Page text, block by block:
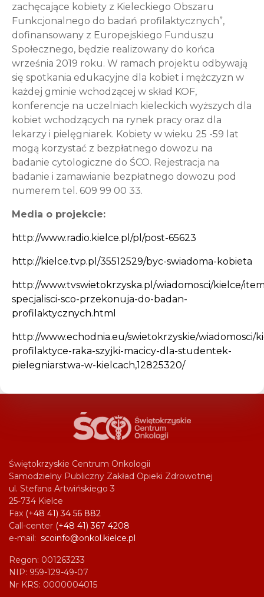
zachęcające kobiety z Kieleckiego Obszaru
Funkcjonalnego do badań profilaktycznych”,
dofinansowany z Europejskiego Funduszu
Społecznego, będzie realizowany do końca
września 2019 roku. W ramach projektu odbywają
się spotkania edukacyjne dla kobiet i mężczyzn w
każdej gminie wchodzącej w skład KOF,
konferencje na uczelniach kieleckich wyższych dla
kobiet wchodzących na rynek pracy oraz dla
lekarzy i pielęgniarek. Kobiety w wieku 25 -59 lat
mogą korzystać z bezpłatnego dowozu na
badanie cytologiczne do ŚCO. Rejestracja na
badanie i zamawianie bezpłatnego dowozu pod
numerem tel. 609 99 00 33.
Media o projekcie:
http://www.radio.kielce.pl/pl/post-65623
http://kielce.tvp.pl/35512529/byc-swiadoma-kobieta
http://www.tvswietokrzyska.pl/wiadomosci/kielce/
specjalisci-sco-przekonuja-do-badan-
profilaktycznych.html
http://www.echodnia.eu/swietokrzyskie/wiadomosci/
profilaktyce-raka-szyjki-macicy-dla-studentek-
pielegniarstwa-w-kielcach,12825320/
Świętokrzyskie Centrum Onkologii
Samodzielny Publiczny Zakład Opieki Zdrowotnej
ul. Stefana Artwińskiego 3
25-734 Kielce
Fax (+48 41) 34 56 882
Call-center (+48 41) 367 4208
e-mail: scoinfo@onkol.kielce.pl
Regon: 001263233
NIP: 959-129-49-07
Nr KRS: 0000004015